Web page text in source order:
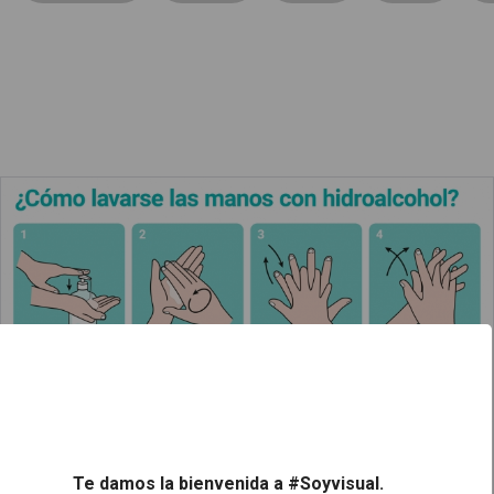
¿Cómo lavarse las manos con hidroalcohol?
Te damos la bienvenida a #Soyvisual.